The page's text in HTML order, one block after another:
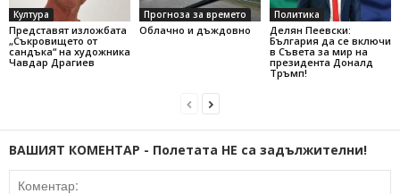
Култура
Представят изложбата
„Съкровището от
сандъка“ на художника
Чавдар Драгиев
Прогноза за времето
Облачно и дъждовно
Политика
Делян Пеевски:
България да се включи
в Съвета за мир на
президента Доналд
Тръмп!
ВАШИЯТ КОМЕНТАР - Полетата НЕ са задължителни!